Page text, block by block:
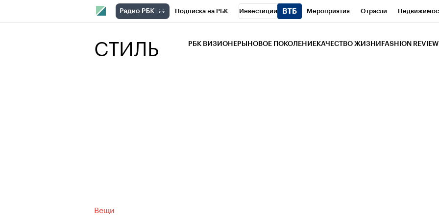
Подписка на РБК Инвестиции Мероприятия Отрасли
СТИЛЬ РБК ВИЗИОНЕРЫ НОВОЕ ПОКОЛЕНИЕ КАЧЕСТВО ЖИЗНИ FASHION REVIEW
Вещи